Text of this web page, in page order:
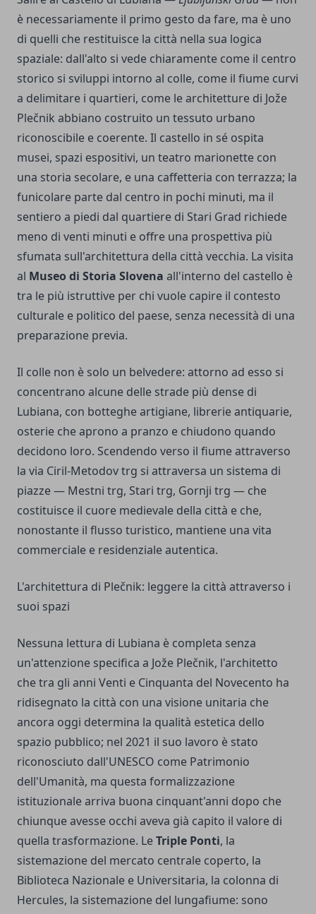
è necessariamente il primo gesto da fare, ma è uno
di quelli che restituisce la città nella sua logica
spaziale: dall'alto si vede chiaramente come il centro
storico si sviluppi intorno al colle, come il fiume curvi
a delimitare i quartieri, come le architetture di Jože
Plečnik abbiano costruito un tessuto urbano
riconoscibile e coerente. Il castello in sé ospita
musei, spazi espositivi, un teatro marionette con
una storia secolare, e una caffetteria con terrazza; la
funicolare parte dal centro in pochi minuti, ma il
sentiero a piedi dal quartiere di Stari Grad richiede
meno di venti minuti e offre una prospettiva più
sfumata sull'architettura della città vecchia. La visita
al Museo di Storia Slovena all'interno del castello è
tra le più istruttive per chi vuole capire il contesto
culturale e politico del paese, senza necessità di una
preparazione previa.
Il colle non è solo un belvedere: attorno ad esso si
concentrano alcune delle strade più dense di
Lubiana, con botteghe artigiane, librerie antiquarie,
osterie che aprono a pranzo e chiudono quando
decidono loro. Scendendo verso il fiume attraverso
la via Ciril-Metodov trg si attraversa un sistema di
piazze — Mestni trg, Stari trg, Gornji trg — che
costituisce il cuore medievale della città e che,
nonostante il flusso turistico, mantiene una vita
commerciale e residenziale autentica.
L'architettura di Plečnik: leggere la città attraverso i
suoi spazi
Nessuna lettura di Lubiana è completa senza
un'attenzione specifica a Jože Plečnik, l'architetto
che tra gli anni Venti e Cinquanta del Novecento ha
ridisegnato la città con una visione unitaria che
ancora oggi determina la qualità estetica dello
spazio pubblico; nel 2021 il suo lavoro è stato
riconosciuto dall'UNESCO come Patrimonio
dell'Umanità, ma questa formalizzazione
istituzionale arriva buona cinquant'anni dopo che
chiunque avesse occhi aveva già capito il valore di
quella trasformazione. LeTriple Ponti, la
sistemazione del mercato centrale coperto, la
Biblioteca Nazionale e Universitaria, la colonna di
Hercules, la sistemazione del lungafiume: sono